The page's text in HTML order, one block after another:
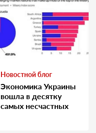
Новостной блог
Экономика Украины
вошла в десятку
самых несчастных